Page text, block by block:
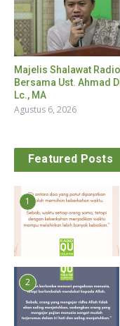
Majelis Shalawat
Bersama Ust. Ahmad
Lc., MA
Agustus 6, 2026
Featured Posts
1
2